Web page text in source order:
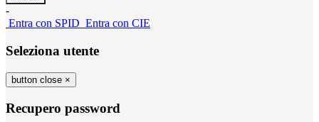
-
Entra con SPID Entra con CIE
Seleziona utente
button close ×
Recupero password